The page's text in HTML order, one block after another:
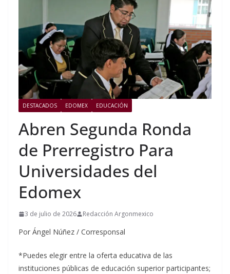
DESTACADOS EDOMEX EDUCACIÓN
Abren Segunda Ronda
de Prerregistro Para
Universidades del
Edomex
3 de julio de 2026 Redacción Argonmexico
Por Ángel Núñez / Corresponsal
*Puedes elegir entre la oferta educativa de las
instituciones públicas de educación superior participantes;